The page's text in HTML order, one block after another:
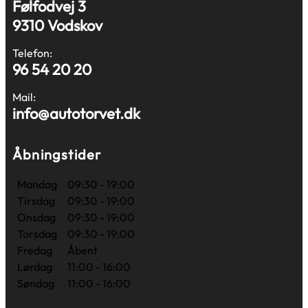
Følfodvej 3
9310 Vodskov
Telefon:
96 54 20 20
Mail:
info@autotorvet.dk
Åbningstider
Mandag
09:30 - 19:00
Tirsdag
09:30 - 19:00
Onsdag
09:30 - 19:00
Torsdag
09:30 - 19:00
Fredag
Åbent
Lørdag
11:00 - 16:00
Søndag
11:00 - 16:00